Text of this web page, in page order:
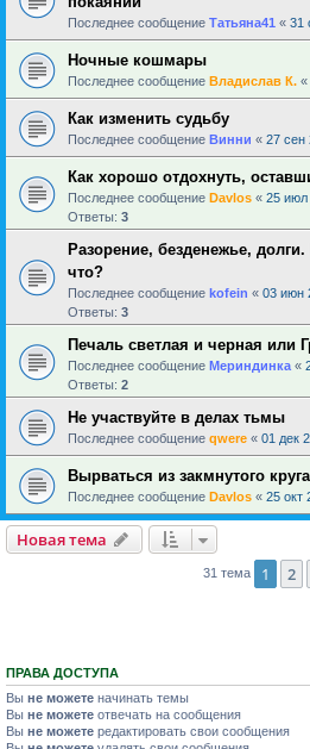
Последнее сообщение Татьяна41 « 31
Ночные кошмары
Последнее сообщение Владислав К. «
Как изменить судьбу
Последнее сообщение Винни « 27 сен
Как хорошо отдохнуть,
Последнее сообщение Davlos « 25 июл
Ответы: 3
Разорение, безденежье,
что?
Последнее сообщение kofein « 03 июн
Ответы: 3
Печаль светлая и черная или
Последнее сообщение Мериндинка «
Ответы: 2
Не участвуйте в делах тьмы
Последнее сообщение qwere « 01 дек
Вырваться из закмнутого круга
Последнее сообщение Davlos « 25 окт
Новая тема
31 тема 1 2
ПРАВА ДОСТУПА
Вы не можете начинать темы
Вы не можете отвечать на сообщения
Вы не можете редактировать свои сообщения